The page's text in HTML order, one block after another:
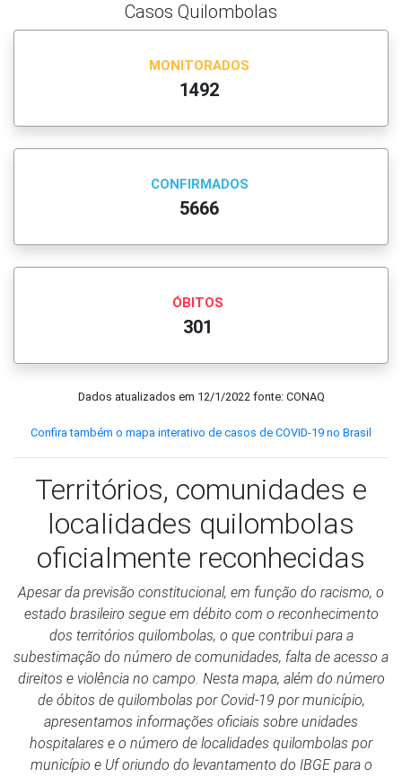
Casos Quilombolas
MONITORADOS
1492
CONFIRMADOS
5666
ÓBITOS
301
Dados atualizados em 12/1/2022fonte: CONAQ
Confira também o mapa interativo de casos de COVID-19 no Brasil
Territórios, comunidades e
localidades quilombolas
oficialmente reconhecidas
Apesar da previsão constitucional, em função do racismo, o
estado brasileiro segue em débito com o reconhecimento
dos territórios quilombolas, o que contribui para a
subestimação do número de comunidades, falta de acesso a
direitos e violência no campo. Nesta mapa, além do número
de óbitos de quilombolas por Covid-19 por município,
apresentamos informações oficiais sobre unidades
hospitalares e o número de localidades quilombolas por
município e Uf oriundo do levantamento do IBGE para o